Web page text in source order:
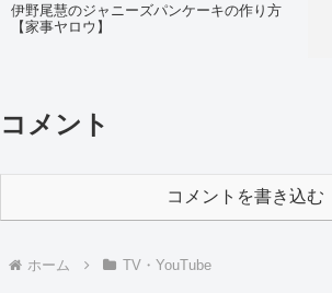
伊野尾慧のジャニーズパンケーキの作り方
【家事ヤロウ】
コメント
コメントを書き込む
ホーム TV・YouTube